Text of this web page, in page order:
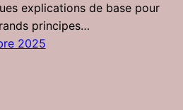
explications de base pour
principes…
2025